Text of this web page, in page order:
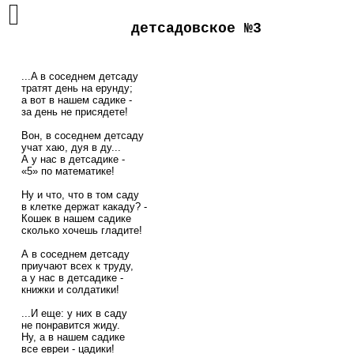
детсадовское №3
    ...A в соседнем детсаду
    тратят день на ерунду;
    а вот в нашем садике -
    за день не присядете!
    Вон, в соседнем детсаду
    учат хаю, дуя в ду...
    А у нас в детсадике -
    «5» по математике!
    Ну и что, что в том саду
    в клетке держат какаду? -
    Кошек в нашем садике
    сколько хочешь гладите!
    А в соседнем детсаду
    приучают всех к труду,
    а у нас в детсадике -
    книжки и солдатики!
    ...И еще: у них в саду
    не понравится жиду.
    Ну, а в нашем садике
    все евреи - цадики!